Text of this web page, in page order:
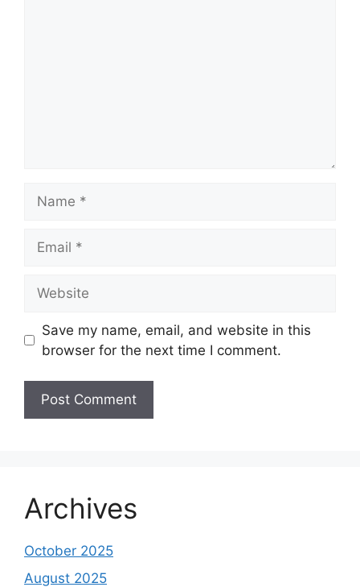
Save my name, email, and website in this
browser for the next time I comment.
Archives
October 2025
August 2025